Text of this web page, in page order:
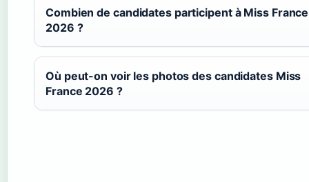
Combien de candidates participent à Miss France
2026 ?
Où peut-on voir les photos des candidates Miss
France 2026 ?